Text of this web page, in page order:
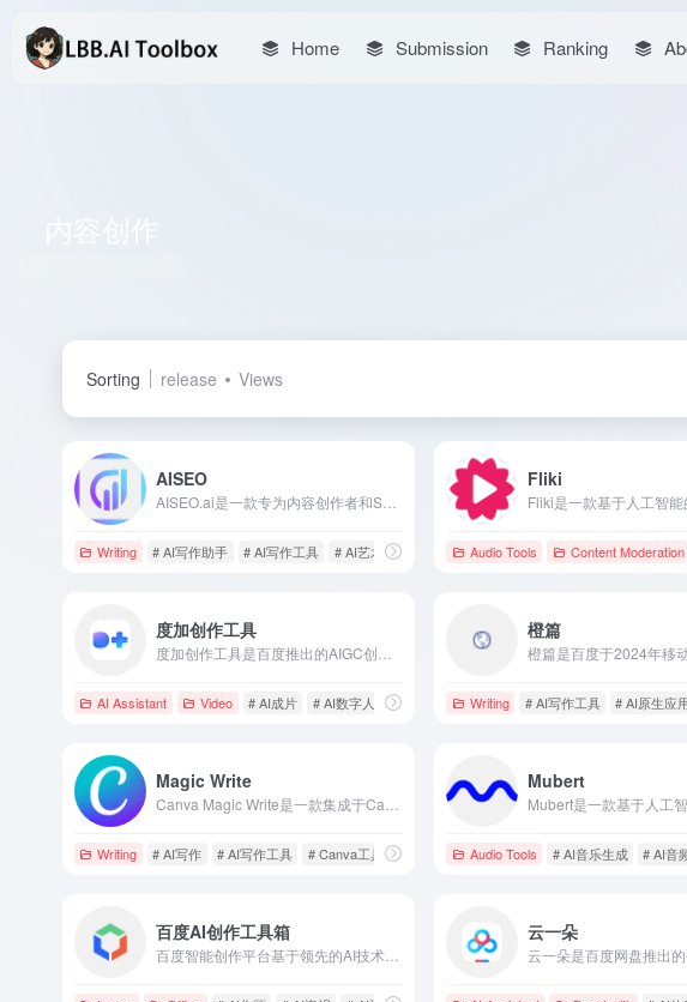
Home Submission Ranking
Sorting release Views
AISEO
Writing # AI写作助手 # AI写作工具 # AI艺术生成器
Fliki
Audio Tools Content Moderation
度加创作工具
AI Assistant Video # AI成片 # AI数字人 # AI笔记
橙篇
Writing # AI写作工具 # AI原生应
Magic Write
Writing # AI写作 # AI写作工具 # Canva工具
Mubert
Audio Tools # AI音乐生成 # AI音
百度AI创作工具箱 云一朵